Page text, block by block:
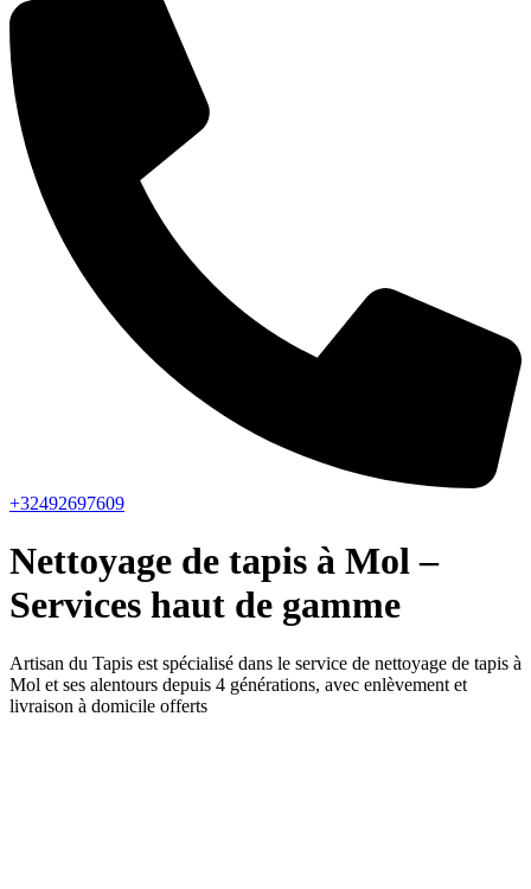
+32492697609
Nettoyage de tapis à Mol –
Services haut de gamme
Artisan du Tapis est spécialisé dans le service de nettoyage de tapis à
Mol et ses alentours depuis 4 générations, avec enlèvement et
livraison à domicile offerts